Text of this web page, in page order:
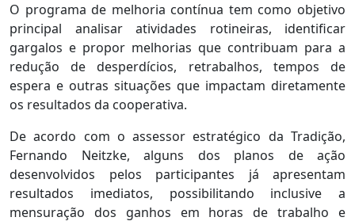
O programa de melhoria contínua tem como objetivo
principal analisar atividades rotineiras, identificar
gargalos e propor melhorias que contribuam para a
redução de desperdícios, retrabalhos, tempos de
espera e outras situações que impactam diretamente
os resultados da cooperativa.
De acordo com o assessor estratégico da Tradição,
Fernando Neitzke, alguns dos planos de ação
desenvolvidos pelos participantes já apresentam
resultados imediatos, possibilitando inclusive a
mensuração dos ganhos em horas de trabalho e